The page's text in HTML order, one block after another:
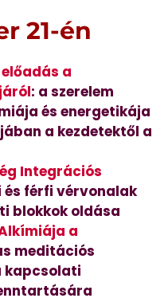
21-én
a
: a szerelem
és energetikája
a kezdetektől a
Integrációs
és férfi vérvonalak
blokkok oldása
a
meditációs
kapcsolati